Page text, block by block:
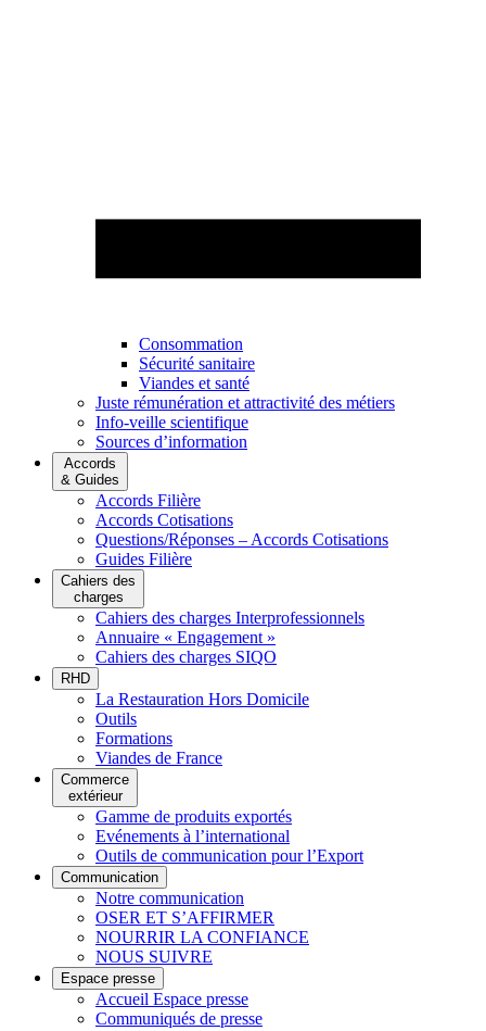
Consommation
Sécurité sanitaire
Viandes et santé
Juste rémunération et attractivité des métiers
Info-veille scientifique
Sources d’information
Accords
& Guides
Accords Filière
Accords Cotisations
Questions/Réponses – Accords Cotisations
Guides Filière
Cahiers des
charges
Cahiers des charges Interprofessionnels
Annuaire « Engagement »
Cahiers des charges SIQO
RHD
La Restauration Hors Domicile
Outils
Formations
Viandes de France
Commerce
extérieur
Gamme de produits exportés
Evénements à l’international
Outils de communication pour l’Export
Communication
Notre communication
OSER ET S’AFFIRMER
NOURRIR LA CONFIANCE
NOUS SUIVRE
Espace presse
Accueil Espace presse
Communiqués de presse